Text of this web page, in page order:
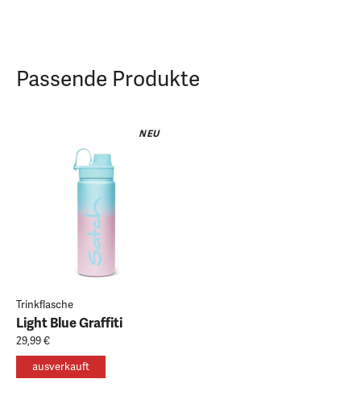
Passende Produkte
NEU
Trinkflasche
Light Blue Graffiti
29,99 €
ausverkauft